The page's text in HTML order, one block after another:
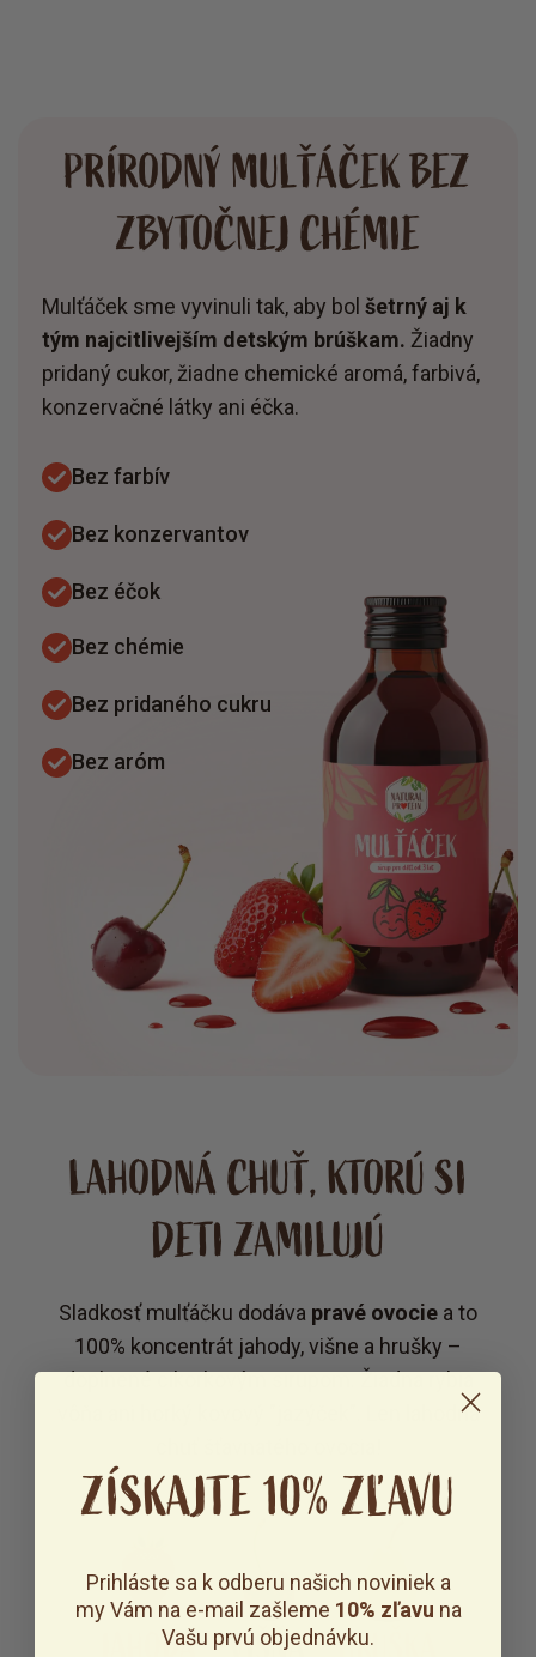
PRÍRODNÝ MULŤÁČEK BEZ
ZBYTOČNEJ CHÉMIE
Mulťáček sme vyvinuli tak, aby bol šetrný aj k
tým najcitlivejším detským brúškam. Žiadny
pridaný cukor, žiadne chemické aromá, farbivá,
konzervačné látky ani éčka.
Bez farbív
Bez konzervantov
Bez éčok
Bez chémie
Bez pridaného cukru
Bez aróm
LAHODNÁ CHUŤ, KTORÚ SI
DETI ZAMILUJÚ
Sladkosť mulťáčku dodáva pravé ovocie a to
100% koncentrát jahody, višne a hrušky –
doplnené cikorkovým sirupom. Žiadna rybia
vôňa ani horký kovový "jazýček". Len lahodná
ZÍSKAJTE 10% ZĽAVU
Prihláste sa k odberu našich noviniek a
my Vám na e-mail zašleme 10% zľavu na
Vašu prvú objednávku.